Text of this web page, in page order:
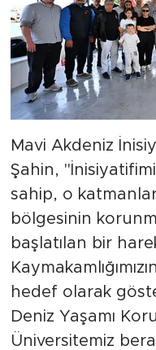
Mavi Akdeniz
Şahin,
sahip, o
bölgesinin
başlatılan bir
hedef olarak
Deniz Yaşamı
Üniversitemiz